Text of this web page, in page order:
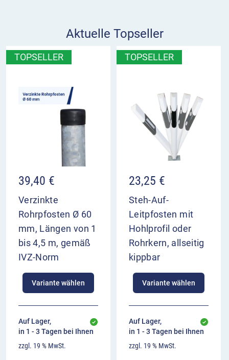
Aktuelle Topseller
TOPSELLER
39,40 €
Verzinkte
Rohrpfosten Ø 60
mm, Längen von 1
bis 4,5 m, gemäß
IVZ-Norm
Variante wählen
Auf Lager,
in 1 - 3 Tagen bei Ihnen
zzgl. 19 % MwSt.
TOPSELLER
23,25 €
Steh-Auf-
Leitpfosten mit
Hohlprofil oder
Rohrkern, allseitig
kippbar
Variante wählen
Auf Lager,
in 1 - 3 Tagen bei Ihnen
zzgl. 19 % MwSt.